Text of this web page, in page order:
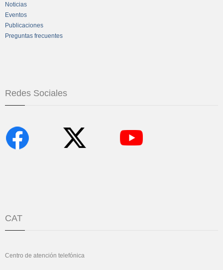
Noticias
Eventos
Publicaciones
Preguntas frecuentes
Redes Sociales
CAT
Centro de atención telefónica